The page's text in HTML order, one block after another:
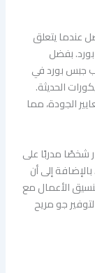
عندما يتعلق
بورد. بفضل
جبس بورد في
الحديثة.
الجودة، مما
شخصًا مدربًا على
إلى أن
الأعمال مع
جو مريح